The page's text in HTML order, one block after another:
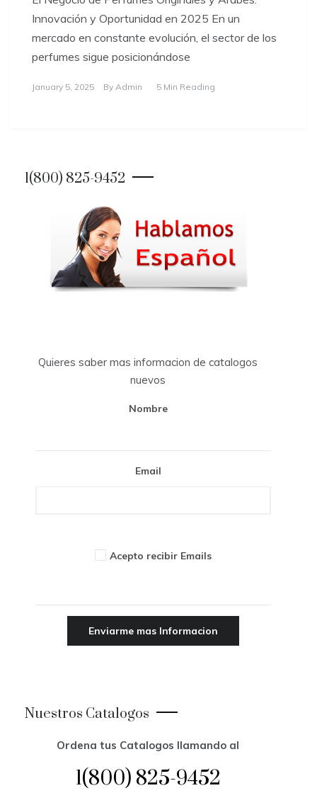
Innovación y Oportunidad en 2025 En un
mercado en constante evolución, el sector de los
perfumes sigue posicionándose
January 5, 2025 By Admin 5 Min Reading
1(800) 825-9452
Quieres saber mas informacion de catalogos
nuevos
Nombre
Email
Acepto recibir Emails
Nuestros Catalogos
Ordena tus Catalogos llamando al
1(800) 825-9452